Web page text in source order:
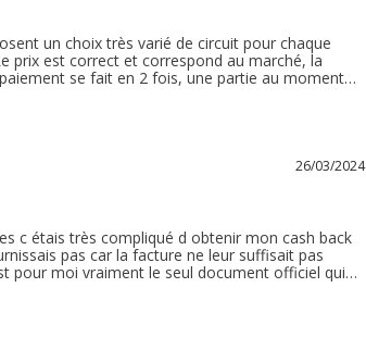
un choix très varié de circuit pour chaque
prix est correct et correspond au marché, la
se fait en 2 fois, une partie au moment
et la présentation des sites plutôt sympa.
facile.
26/03/2024
c étais très compliqué d obtenir mon cash back
pas car la facture ne leur suffisait pas
pour moi vraiment le seul document officiel qui
échange et dialogue ebuyclub à enfin trouver
de mon cash back merci beaucoup site